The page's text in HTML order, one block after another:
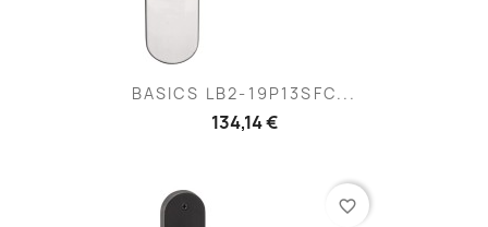
BASICS LB2-19P13SFC...
134,14 €
favorite_border